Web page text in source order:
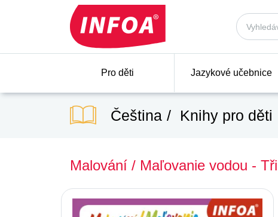
Pro děti Jazykové učebnice
Čeština Knihy pro děti
Malování / Maľovanie vodou -